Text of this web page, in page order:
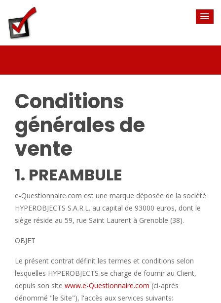
Conditions
générales de
vente
1. PREAMBULE
e-Questionnaire.com est une marque déposée de la société
HYPEROBJECTS S.A.R.L. au capital de 93000 euros, dont le
siège réside au 59, rue Saint Laurent à Grenoble (38).
OBJET
Le présent contrat définit les termes et conditions selon
lesquelles HYPEROBJECTS se charge de fournir au Client,
depuis son site www.e-Questionnaire.com (ci-après
dénommé "le Site"), l'accès aux services suivants: